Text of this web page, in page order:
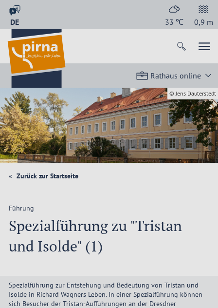
DE 33 ℃ 0,9 m
Rathaus online
© Jens Dauterstedt
Zurück zur Startseite
Führung
Spezialführung zu "Tristan
und Isolde" (1)
Spezialführung zur Entstehung und Bedeutung von Tristan und
Isolde in Richard Wagners Leben. In einer Spezialführung können
sich Besucher der Tristan-Aufführungen an der Dresdner